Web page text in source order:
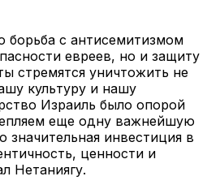
борьба с антисемитизмом
евреев, но и защиту
стремятся уничтожить не
культуру и нашу
Израиль было опорой
еще одну важнейшую
инвестиция в
ценности и
Нетаниягу.